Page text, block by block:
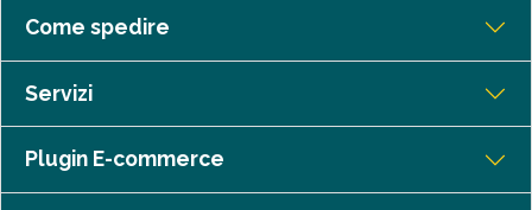
Come spedire
Servizi
Plugin E-commerce